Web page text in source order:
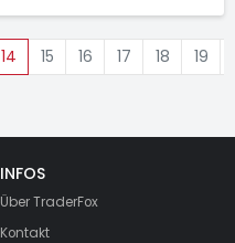
14 15 16 17 18 19
INFOS
Über TraderFox
Kontakt